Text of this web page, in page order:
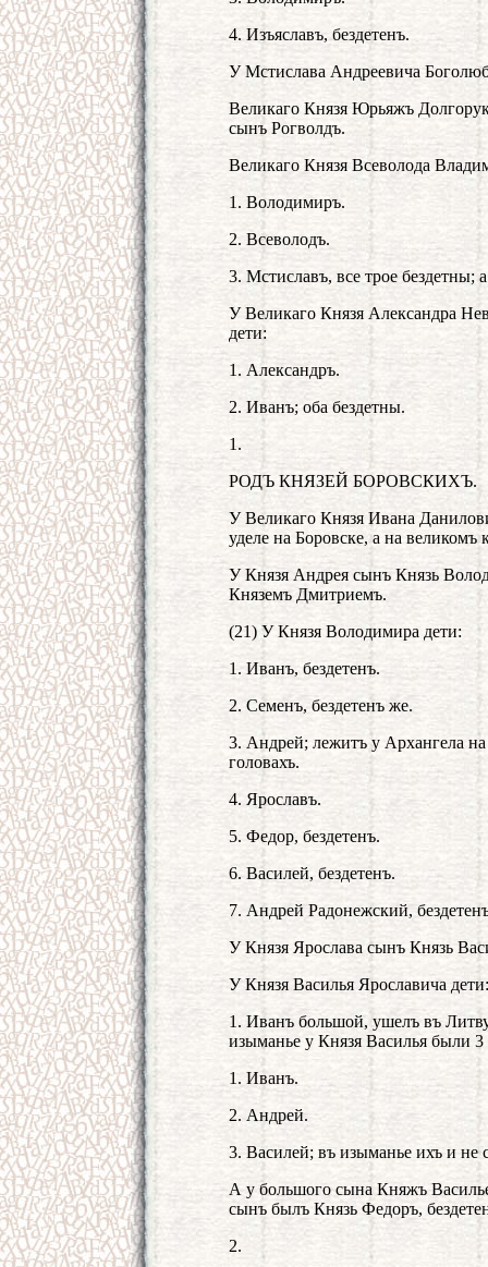
4. Изъяславъ, бездетенъ.
У Мстислава Андреевича
Великаго Князя Юрьяжъ
сынъ Рогволдъ.
Великаго Князя Всеволода
1. Володимиръ.
2. Всеволодъ.
3. Мстиславъ, все трое бездетны;
У Великаго Князя Александра
дети:
1. Александръ.
2. Иванъ; оба бездетны.
1.
РОДЪ КНЯЗЕЙ БОРОВСКИХЪ.
У Великаго Князя Ивана
уделе на Боровске, а на
У Князя Андрея сынъ Князь
Княземъ Дмитриемъ.
(21) У Князя Володимира дети:
1. Иванъ, бездетенъ.
2. Семенъ, бездетенъ же.
3. Андрей; лежитъ у Архангела
головахъ.
4. Ярославъ.
5. Федор, бездетенъ.
6. Василей, бездетенъ.
7. Андрей Радонежский,
У Князя Ярослава сынъ Князь
У Князя Василья Ярославича дети:
1. Иванъ большой, ушелъ въ
изыманье у Князя Василья были
1. Иванъ.
2. Андрей.
3. Василей; въ изыманье ихъ и не
А у большого сына Княжъ
сынъ былъ Князь Федоръ,
2.